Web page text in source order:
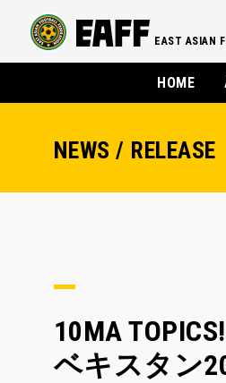
EAST ASIAN
HOME
NEWS / RELEASE
10MA
ベキスタン